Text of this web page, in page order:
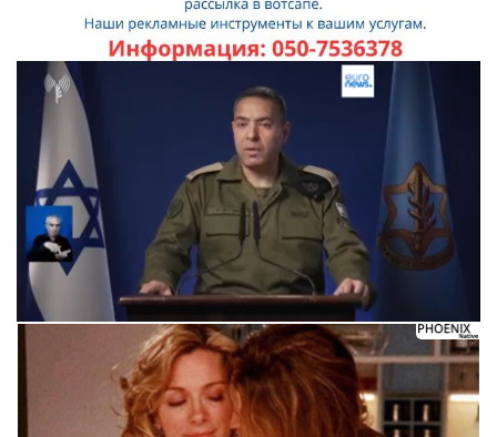
Следующее видео через 5 Отмена